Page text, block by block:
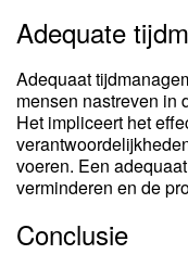
Adequate
Adequaat
mensen nastreven in
Het impliceert het
voeren. Een
verminderen en de
Conclusie